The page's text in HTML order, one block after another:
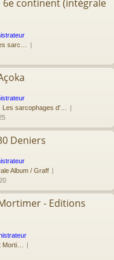
6e continent (intégrale
sarc…
Les sarcophages d'…
Deniers
Album / Graff
- Editions
Morti…